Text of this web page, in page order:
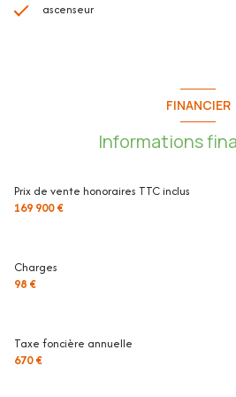
ascenseur
FINANCIER
Informations
Prix de vente honoraires TTC inclus
169 900 €
Charges
98 €
Taxe foncière annuelle
670 €